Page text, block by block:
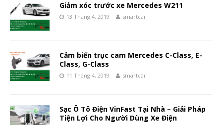
Giảm xóc trước xe Mercedes W211
13 Tháng 4, 2019 smartcar
Cảm biến trục cam Mercedes C-Class, E-
Class, G-Class
11 Tháng 4, 2019 smartcar
Sạc Ô Tô Điện VinFast Tại Nhà – Giải Pháp
Tiện Lợi Cho Người Dùng Xe Điện